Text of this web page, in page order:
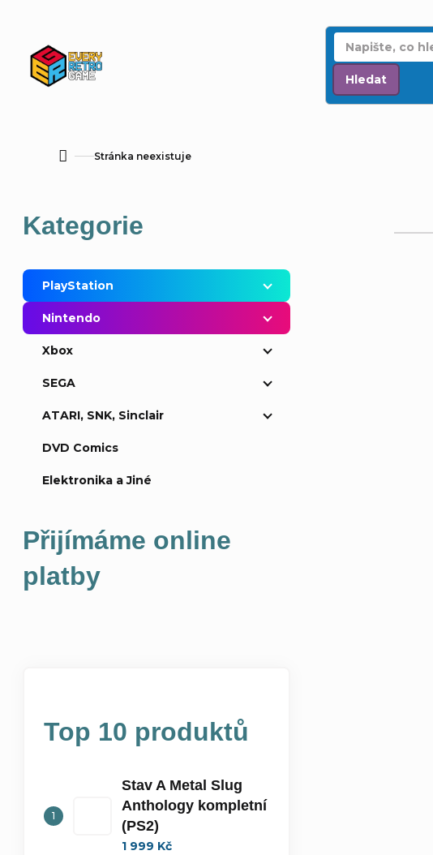
Hledat
DomůStránka neexistuje
o
s
t
p
a
Přeskočit
kategorie
Kategorie
PlayStation
Nintendo
Xbox
SEGA
ATARI, SNK, Sinclair
DVD Comics
Elektronika a Jiné
Přijímáme online
platby
Top 10 produktů
Stav A Metal Slug
Anthology kompletní
(PS2)
1 999 Kč